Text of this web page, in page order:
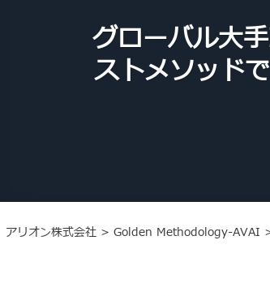
グローバル大
ストメソッド
アリオン株式会社> Golden Methodology-AVAI